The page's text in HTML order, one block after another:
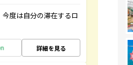
度は自分の滞在するロ
詳細を見る